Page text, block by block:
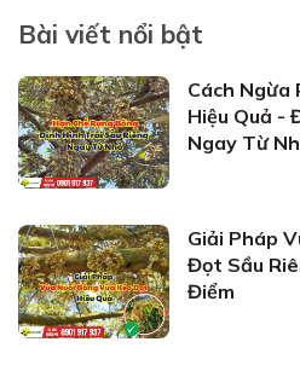
Bài viết nổi bật
Cách Ngừa
Hiệu Quả -
Ngay Từ
Giải Pháp
Đọt Sầu
Điểm